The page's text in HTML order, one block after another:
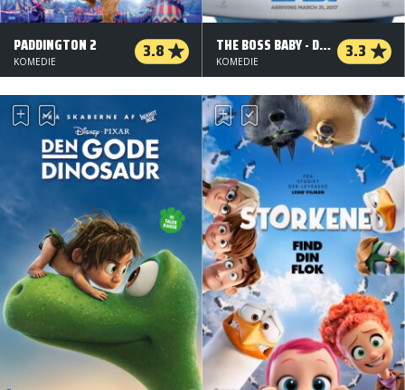
PADDINGTON 2 3.8
KOMEDIE
THE BOSS BABY - DANSK TALE - 2 D 3.3
KOMEDIE